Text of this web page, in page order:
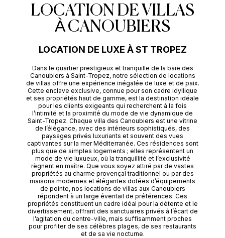
LOCATION DE VILLAS
À CANOUBIERS
LOCATION DE LUXE À ST TROPEZ
Dans le quartier prestigieux et tranquille de la baie des
Canoubiers à Saint-Tropez, notre sélection de locations
de villas offre une expérience inégalée de luxe et de paix.
Cette enclave exclusive, connue pour son cadre idyllique
et ses propriétés haut de gamme, est la destination idéale
pour les clients exigeants qui recherchent à la fois
l’intimité et la proximité du mode de vie dynamique de
Saint-Tropez. Chaque villa des Canoubiers est une vitrine
de l’élégance, avec des intérieurs sophistiqués, des
paysages privés luxuriants et souvent des vues
captivantes sur la mer Méditerranée. Ces résidences sont
plus que de simples logements ; elles représentent un
mode de vie luxueux, où la tranquillité et l’exclusivité
règnent en maître. Que vous soyez attiré par de vastes
propriétés au charme provençal traditionnel ou par des
maisons modernes et élégantes dotées d’équipements
de pointe, nos locations de villas aux Canoubiers
répondent à un large éventail de préférences. Ces
propriétés constituent un cadre idéal pour la détente et le
divertissement, offrant des sanctuaires privés à l’écart de
l’agitation du centre-ville, mais suffisamment proches
pour profiter de ses célèbres plages, de ses restaurants
et de sa vie nocturne.